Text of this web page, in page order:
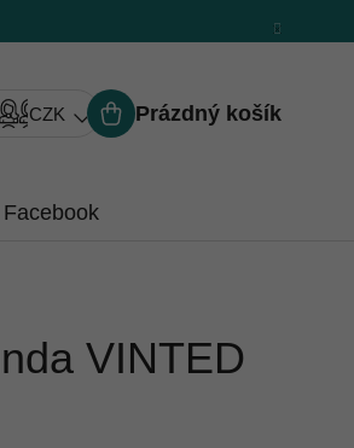
Nákupní
Prázdný košík
CZK
Facebook
VINTED